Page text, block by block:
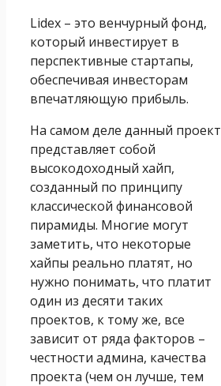
Lidex – это венчурный фонд,
который инвестирует в
перспективные стартапы,
обеспечивая инвесторам
впечатляющую прибыль.
На самом деле данный проект
представляет собой
высокодоходный хайп,
созданный по принципу
классической финансовой
пирамиды. Многие могут
заметить, что некоторые
хайпы реально платят, но
нужно понимать, что платит
один из десяти таких
проектов, к тому же, все
зависит от ряда факторов –
честности админа, качества
проекта (чем он лучше, тем